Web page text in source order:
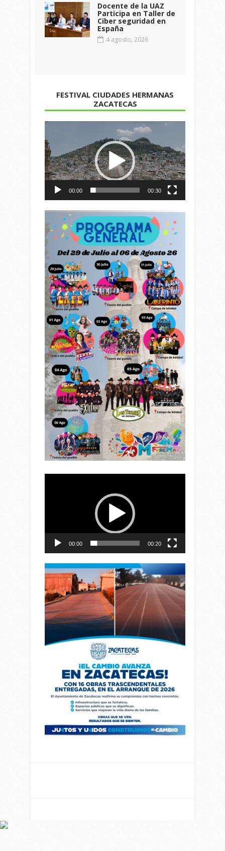
Docente de la UAZ
Participa en Taller de
Ciber seguridad en
España
4 agosto, 2026
FESTIVAL CIUDADES HERMANAS
ZACATECAS
de
vídeo
00:00 00:30
00:00 00:20